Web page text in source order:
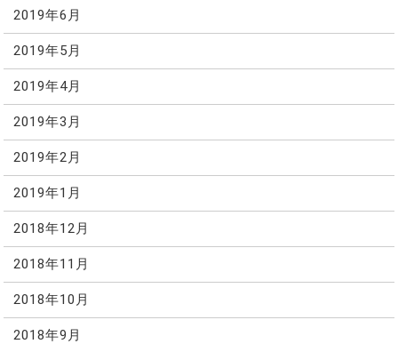
2019年6月
2019年5月
2019年4月
2019年3月
2019年2月
2019年1月
2018年12月
2018年11月
2018年10月
2018年9月